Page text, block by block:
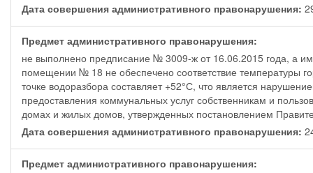
Дата совершения административного правонарушения:
Предмет административного правонарушения:
не выполнено предписание № 3009-ж от 16.06.2015 года, а
помещении № 18 не обеспечено соответствие температуры
точке водоразбора составляет +52°С, что является
предоставления коммунальных услуг собственникам и
домах и жилых домов, утвержденных постановлением
Дата совершения административного правонарушения:
Предмет административного правонарушения: